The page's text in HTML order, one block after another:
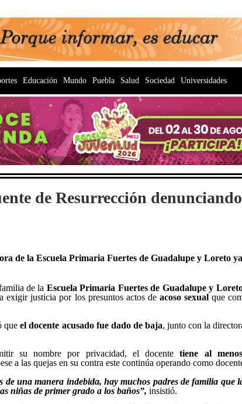
Educación Mundo Puebla Salud Sociedad Universidades
de Resurrección denunciando
de la Escuela Primaria Fuertes de Guadalupe y Loreto
de la Escuela Primaria Fuertes de Guadalupe y
exigir justicia por los presuntos actos deacoso sexual que
queel docente acusado fue dado de baja, junto con la
su nombre por privacidad, el docente tiene al
a las quejas en su contra este continúa operando como
de una manera indebida, hay muchos padres de familia que
niñas de primer grado a los baños”, insistió.